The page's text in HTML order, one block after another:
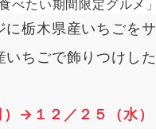
栃木県産いちごを
ちごで飾りつけし
→１２／２５（水）